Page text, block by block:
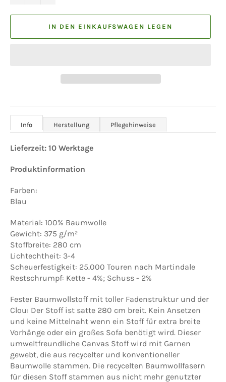
IN DEN EINKAUFSWAGEN LEGEN
Info Herstellung Pflegehinweise
Lieferzeit: 10 Werktage
Produktinformation
Farben:
Blau
Material: 100% Baumwolle
Gewicht: 375 g/m²
Stoffbreite: 280 cm
Lichtechtheit: 3-4
Scheuerfestigkeit: 25.000 Touren nach Martindale
Restschrumpf: Kette - 4%; Schuss - 2%
Fester Baumwollstoff mit toller Fadenstruktur und der
Clou: Der Stoff ist satte 280 cm breit. Kein Ansetzen
und keine Mittelnaht wenn ein Stoff für extra breite
Vorhänge oder ein großes Sofa benötigt wird. Dieser
umweltfreundliche Canvas Stoff wird mit Garnen
gewebt, die aus recycelter und konventioneller
Baumwolle stammen. Die recycelten Baumwollfasern
für diesen Stoff stammen aus nicht mehr genutzter